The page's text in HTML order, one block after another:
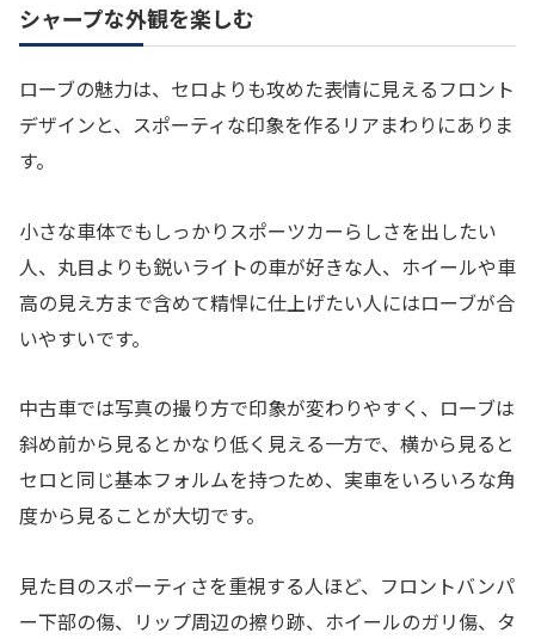
シャープな外観を楽しむ
ローブの魅力は、セロよりも攻めた表情に見えるフロント
デザインと、スポーティな印象を作るリアまわりにありま
す。
小さな車体でもしっかりスポーツカーらしさを出したい
人、丸目よりも鋭いライトの車が好きな人、ホイールや車
高の見え方まで含めて精悍に仕上げたい人にはローブが合
いやすいです。
中古車では写真の撮り方で印象が変わりやすく、ローブは
斜め前から見るとかなり低く見える一方で、横から見ると
セロと同じ基本フォルムを持つため、実車をいろいろな角
度から見ることが大切です。
見た目のスポーティさを重視する人ほど、フロントバンパ
ー下部の傷、リップ周辺の擦り跡、ホイールのガリ傷、タ